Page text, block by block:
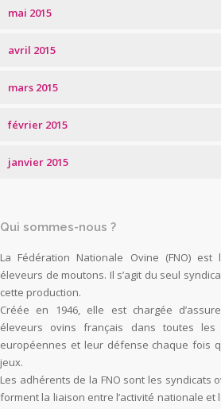
mai 2015
avril 2015
mars 2015
février 2015
janvier 2015
Qui sommes-nous ?
La Fédération Nationale Ovine (FNO)
éleveurs de moutons. Il s’agit du seul
cette production.
Créée en 1946, elle est chargée
éleveurs ovins français dans toutes les
européennes et leur défense chaque fois
jeux.
Les adhérents de la FNO sont les syndicats
forment la liaison entre l’activité nationale